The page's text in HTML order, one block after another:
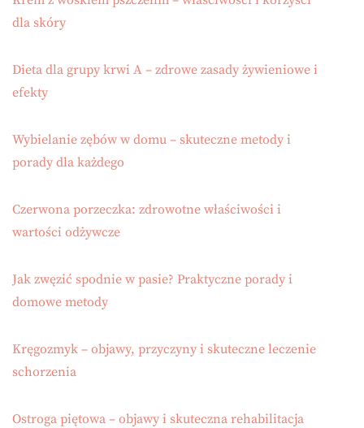
dla skóry
Dieta dla grupy krwi A – zdrowe zasady żywieniowe i
efekty
Wybielanie zębów w domu – skuteczne metody i
porady dla każdego
Czerwona porzeczka: zdrowotne właściwości i
wartości odżywcze
Jak zwęzić spodnie w pasie? Praktyczne porady i
domowe metody
Kręgozmyk – objawy, przyczyny i skuteczne leczenie
schorzenia
Ostroga piętowa – objawy i skuteczna rehabilitacja